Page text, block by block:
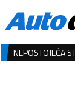
NEPOSTOJEĆA